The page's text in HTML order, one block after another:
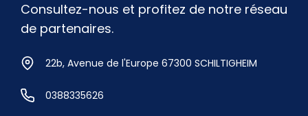
Consultez-nous et profitez de notre réseau
de partenaires.
22b, Avenue de l'Europe 67300 SCHILTIGHEIM
0388335626